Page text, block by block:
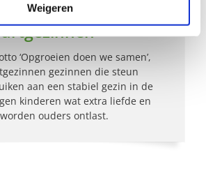
Weigeren
‘Opgroeien doen we samen’,
gezinnen die steun
aan een stabiel gezin in de
kinderen wat extra liefde en
ouders ontlast.